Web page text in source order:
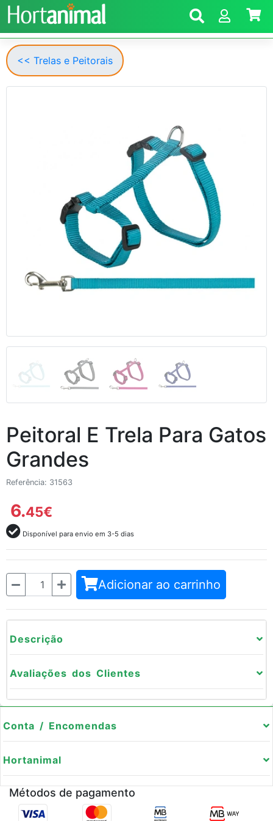
<< Trelas e Peitorais
Peitoral E Trela Para Gatos
Grandes
Referência: 31563
6.45€
Disponível para envio em 3-5 dias
Quantidade Adicionar ao carrinho
Descrição
Avaliações dos Clientes
Conta / Encomendas
Hortanimal
Métodos de pagamento